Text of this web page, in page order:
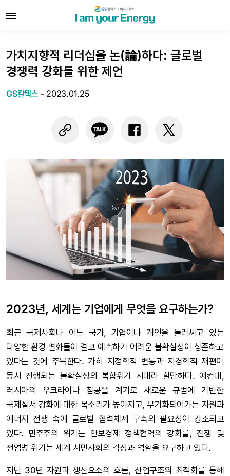
가치지향적 리더십을 논(論)하다: 글로벌
경쟁력 강화를 위한 제언
GS칼텍스 - 2023.01.25
2023년, 세계는 기업에게 무엇을 요구하는가?
최근 국제사회나 어느 국가, 기업이나 개인을 둘러싸고 있는
다양한 환경 변화들이 결코 예측하기 어려운 불확실성이 상존하고
있다는 것에 주목한다. 가히 지정학적 변동과 지경학적 재편이
동시 진행되는 불확실성의 복합위기 시대라 할만하다. 예컨대,
러시아의 우크라이나 침공을 계기로 새로운 규범에 기반한
국제질서 강화에 대한 목소리가 높아지고, 무기화되어가는 자원과
에너지 전쟁 속에 글로벌 협력체제 구축의 필요성이 강조되고
있다. 민주주의 위기는 안보경제 정책협력의 강화를, 전쟁 및
전염병 위기는 세계 시민사회의 각성과 역할을 요구하고 있다.
지난 30년 자원과 생산요소의 흐름, 산업구조의 최적화를 통해